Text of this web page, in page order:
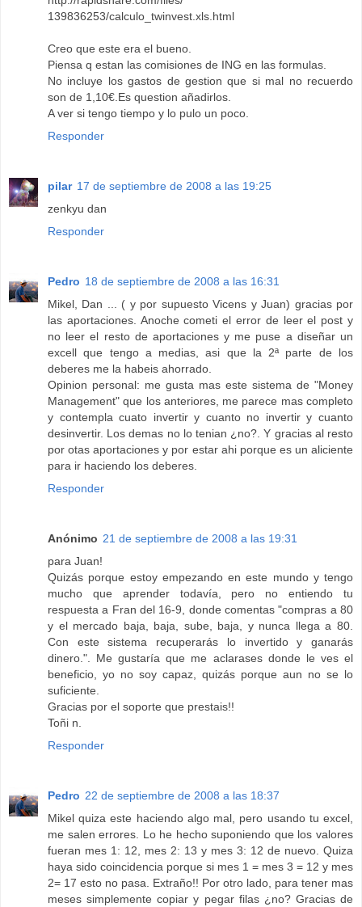
139836253/calculo_twinvest.xls.html
Creo que este era el bueno.
Piensa q estan las comisiones de ING en las formulas.
No incluye los gastos de gestion que si mal no recuerdo
son de 1,10€.Es question añadirlos.
A ver si tengo tiempo y lo pulo un poco.
Responder
pilar 17 de septiembre de 2008 a las 19:25
zenkyu dan
Responder
Pedro 18 de septiembre de 2008 a las 16:31
Mikel, Dan ... ( y por supuesto Vicens y Juan) gracias por
las aportaciones. Anoche cometi el error de leer el post y
no leer el resto de aportaciones y me puse a diseñar un
excell que tengo a medias, asi que la 2ª parte de los
deberes me la habeis ahorrado.
Opinion personal: me gusta mas este sistema de "Money
Management" que los anteriores, me parece mas completo
y contempla cuato invertir y cuanto no invertir y cuanto
desinvertir. Los demas no lo tenian ¿no?. Y gracias al resto
por otas aportaciones y por estar ahi porque es un aliciente
para ir haciendo los deberes.
Responder
Anónimo 21 de septiembre de 2008 a las 19:31
para Juan!
Quizás porque estoy empezando en este mundo y tengo
mucho que aprender todavía, pero no entiendo tu
respuesta a Fran del 16-9, donde comentas "compras a 80
y el mercado baja, baja, sube, baja, y nunca llega a 80.
Con este sistema recuperarás lo invertido y ganarás
dinero.". Me gustaría que me aclarases donde le ves el
beneficio, yo no soy capaz, quizás porque aun no se lo
suficiente.
Gracias por el soporte que prestais!!
Toñi n.
Responder
Pedro 22 de septiembre de 2008 a las 18:37
Mikel quiza este haciendo algo mal, pero usando tu excel,
me salen errores. Lo he hecho suponiendo que los valores
fueran mes 1: 12, mes 2: 13 y mes 3: 12 de nuevo. Quiza
haya sido coincidencia porque si mes 1 = mes 3 = 12 y mes
2= 17 esto no pasa. Extraño!! Por otro lado, para tener mas
meses simplemente copiar y pegar filas ¿no? Gracias de